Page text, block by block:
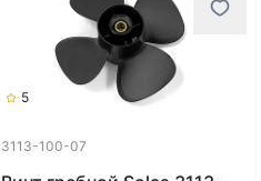
5
3113-100-07